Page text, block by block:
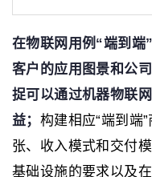
在物联网用例“端到端
客户的应用图景和公
捉可以通过机器物联
益； 构建相应“端到端
张、收入模式和交付
基础设施的要求以及